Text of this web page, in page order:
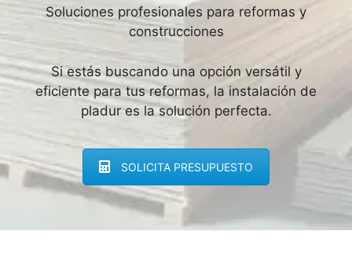
Soluciones profesionales para reformas y
construcciones
Si estás buscando una opción versátil y
eficiente para tus reformas, la instalación de
pladur es la solución perfecta.
SOLICITA PRESUPUESTO